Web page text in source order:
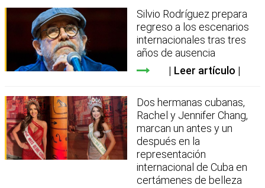
Silvio Rodríguez prepara
regreso a los escenarios
internacionales tras tres
años de ausencia
Leer artículo
Dos hermanas cubanas,
Rachel y Jennifer Chang,
marcan un antes y un
después en la
representación
internacional de Cuba en
certámenes de belleza